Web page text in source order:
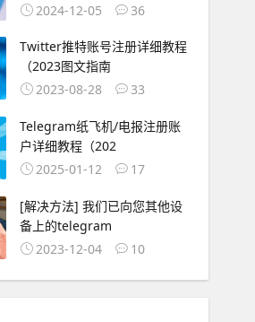
2024-12-05
36
Twitter推特账号注册详细教程
（2023图文指南
2023-08-28
33
Telegram纸飞机/电报注册账
户详细教程（202
2025-01-12
17
[解决方法] 我们已向您其他设
备上的telegram
2023-12-04
10